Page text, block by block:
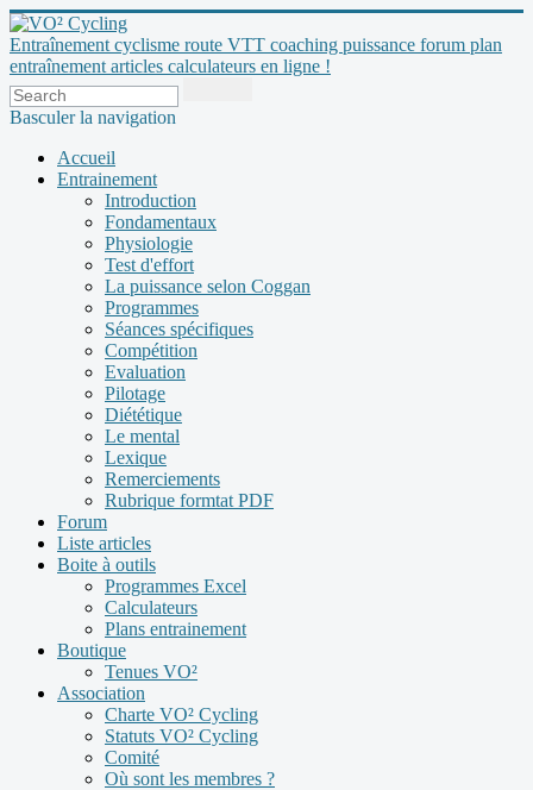
Entraînement cyclisme route VTT coaching puissance forum plan
entraînement articles calculateurs en ligne !
Basculer la navigation
Accueil
Entrainement
Introduction
Fondamentaux
Physiologie
Test d'effort
La puissance selon Coggan
Programmes
Séances spécifiques
Compétition
Evaluation
Pilotage
Diététique
Le mental
Lexique
Remerciements
Rubrique formtat PDF
Forum
Liste articles
Boite à outils
Programmes Excel
Calculateurs
Plans entrainement
Boutique
Tenues VO²
Association
Charte VO² Cycling
Statuts VO² Cycling
Comité
Où sont les membres ?